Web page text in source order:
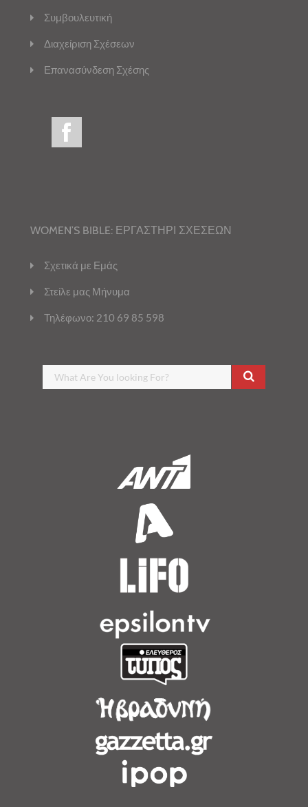
Συμβουλευτική
Διαχείριση Σχέσεων
Επανασύνδεση Σχέσης
WOMEN’S BIBLE: ΕΡΓΑΣΤΗΡΙ ΣΧΕΣΕΩΝ
Σχετικά με Εμάς
Στείλε μας Μήνυμα
Τηλέφωνο: 210 69 85 598